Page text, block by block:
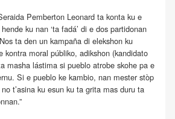
Pemberton Leonard ta konta ku e
ku nan ‘ta fadá’ di e dos partidonan
ta den un kampaña di elekshon ku
kontra moral públiko, adikshon (kandidato
masha lástima si pueblo atrobe skohe pa e
Si e pueblo ke kambio, nan mester stòp
t’asina ku esun ku ta grita mas duru ta